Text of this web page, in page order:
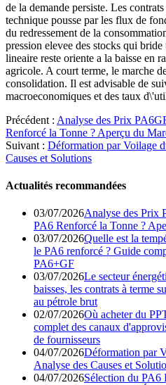
de la demande persiste. Les
technique pousse par les flux de
du redressement de la
pression elevee des stocks qui
lineaire reste oriente a la baisse en
agricole. A court terme, le marche
consolidation. Il est advisable de
macroeconomiques et des taux
Précédent : Analyse des Prix
Renforcé la Tonne ? Aperçu du
Suivant : Déformation par Voilage
Causes et Solutions
Actualités recommandées
03/07/2026Analyse des Prix
PA6 Renforcé la Tonne ?
03/07/2026Quelle est la
le PA6 renforcé ? Guide
PA6+GF
03/07/2026Le secteur
baisses, les contrats à terme
au pétrole brut
02/07/2026Où acheter du
complet des canaux
de fournisseurs
04/07/2026Déformation par
Analyse des Causes et
04/07/2026Sélection du PA6